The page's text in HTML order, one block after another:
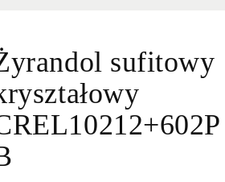
Kuchnie
sufitowy